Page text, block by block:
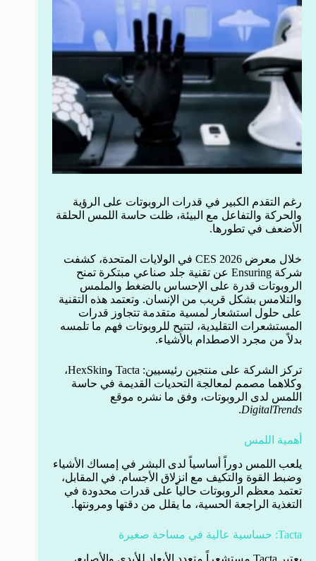
رغم التقدم الكبير في قدرات الروبوتات على الرؤية
والحركة والتفاعل مع البيئة، ظلت حاسة اللمس الحلقة
الأضعف في تطورها.
خلال معرض CES 2026 في الولايات المتحدة، كشفت
شركة Ensuring عن تقنية جلد صناعي مبتكرة تمنح
الروبوتات قدرة على الإحساس بالضغط والملمس
والتلامس بشكل قريب من الإنسان. وتعتمد هذه التقنية
على حلول استشعار لمسية متقدمة تتجاوز قدرات
المستشعرات التقليدية، لتتيح للروبوتات فهم ما تلمسه
بدلاً من مجرد الاصطدام بالأشياء.
تركز الشركة على منتجين رئيسيين: Tacta وHexSkin،
وكلاهما مصمم لمعالجة التحديات القديمة في حاسة
اللمس لدى الروبوتات، وفق ما نشره موقع
DigitalTrends
.
أهمية اللمس
يلعب اللمس دوراً أساسياً لدى البشر في إمساك الأشياء
وضبط القوة والتكيف مع انزلاق الأجسام. في المقابل،
تعتمد معظم الروبوتات حالياً على قدرات محدودة في
التغذية الراجعة الحسية، ما يقلل من دقتها ومرونتها.
Tacta: حساسية عالية في مساحة صغيرة
يعتبر Tacta مستشعراً متعدد الأبعاد للأيدي والأصابع،